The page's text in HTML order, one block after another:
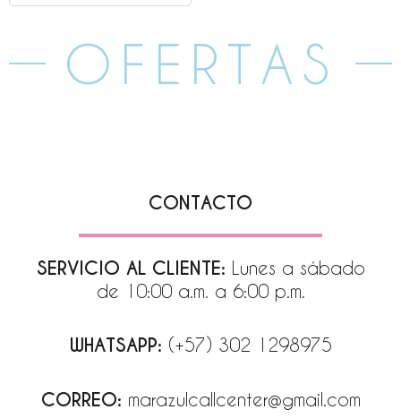
OFERTAS
CONTACTO
SERVICIO AL CLIENTE: Lunes a sábado
de 10:00 a.m. a 6:00 p.m.
WHATSAPP: (+57) 302 1298975
CORREO: marazulcallcenter@gmail.com